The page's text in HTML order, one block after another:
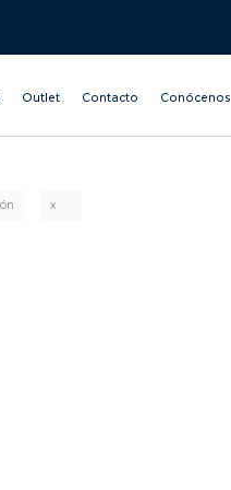
Outlet Contacto Conócenos